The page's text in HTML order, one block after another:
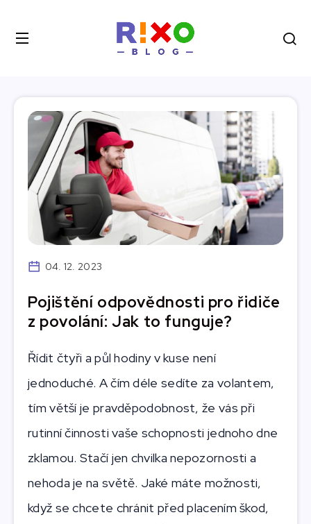
04. 12. 2023
Pojištění odpovědnosti pro řidiče
z povolání: Jak to funguje?
Řídit čtyři a půl hodiny v kuse není
jednoduché. A čím déle sedíte za volantem,
tím větší je pravděpodobnost, že vás při
rutinní činnosti vaše schopnosti jednoho dne
zklamou. Stačí jen chvilka nepozornosti a
nehoda je na světě. Jaké máte možnosti,
když se chcete chránit před placením škod,